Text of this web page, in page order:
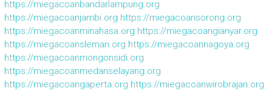
https://miegacoanbandarlampung.org
https://miegacoanjambi.org https://miegacoansorong.org
https://miegacoanminahasa.org https://miegacoangianyar.org
https://miegacoansleman.org https://miegacoannagoya.org
https://miegacoanmongonsidi.org
https://miegacoanmedanselayang.org
https://miegacoangaperta.org https://miegacoanwirobrajan.org